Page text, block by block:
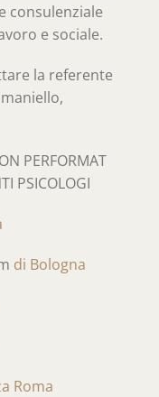
consulenziale
e sociale.
la referente
PERFORMAT
PSICOLOGI
di Bologna
Roma